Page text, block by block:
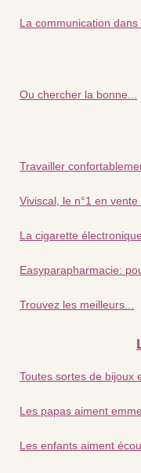
La communication dans
Ou chercher la bonne...
Travailler
Viviscal, le n°1 en vente
La cigarette électronique
Easyparapharmacie:
Trouvez les meilleurs...
Toutes sortes de bijoux
Les papas aiment
Les enfants aiment